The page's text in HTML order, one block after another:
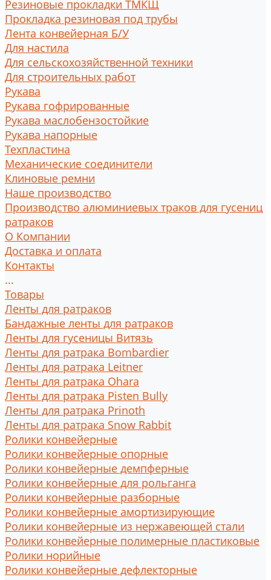
Резиновые прокладки ТМКЩ
Прокладка резиновая под трубы
Лента конвейерная Б/У
Для настила
Для сельскохозяйственной техники
Для строительных работ
Рукава
Рукава гофрированные
Рукава маслобензостойкие
Рукава напорные
Техпластина
Механические соединители
Клиновые ремни
Наше производство
Производство алюминиевых траков для гусениц
ратраков
О Компании
Доставка и оплата
Контакты
...
Товары
Ленты для ратраков
Бандажные ленты для ратраков
Ленты для гусеницы Витязь
Ленты для ратрака Bombardier
Ленты для ратрака Leitner
Ленты для ратрака Ohara
Ленты для ратрака Pisten Bully
Ленты для ратрака Prinoth
Ленты для ратрака Snow Rabbit
Ролики конвейерные
Ролики конвейерные опорные
Ролики конвейерные демпферные
Ролики конвейерные для рольганга
Ролики конвейерные разборные
Ролики конвейерные амортизирующие
Ролики конвейерные из нержавеющей стали
Ролики конвейерные полимерные пластиковые
Ролики норийные
Ролики конвейерные дефлекторные